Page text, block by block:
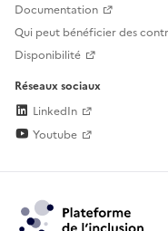
Documentation
Qui peut bénéficier des
Disponibilité
Réseaux sociaux
LinkedIn
Youtube